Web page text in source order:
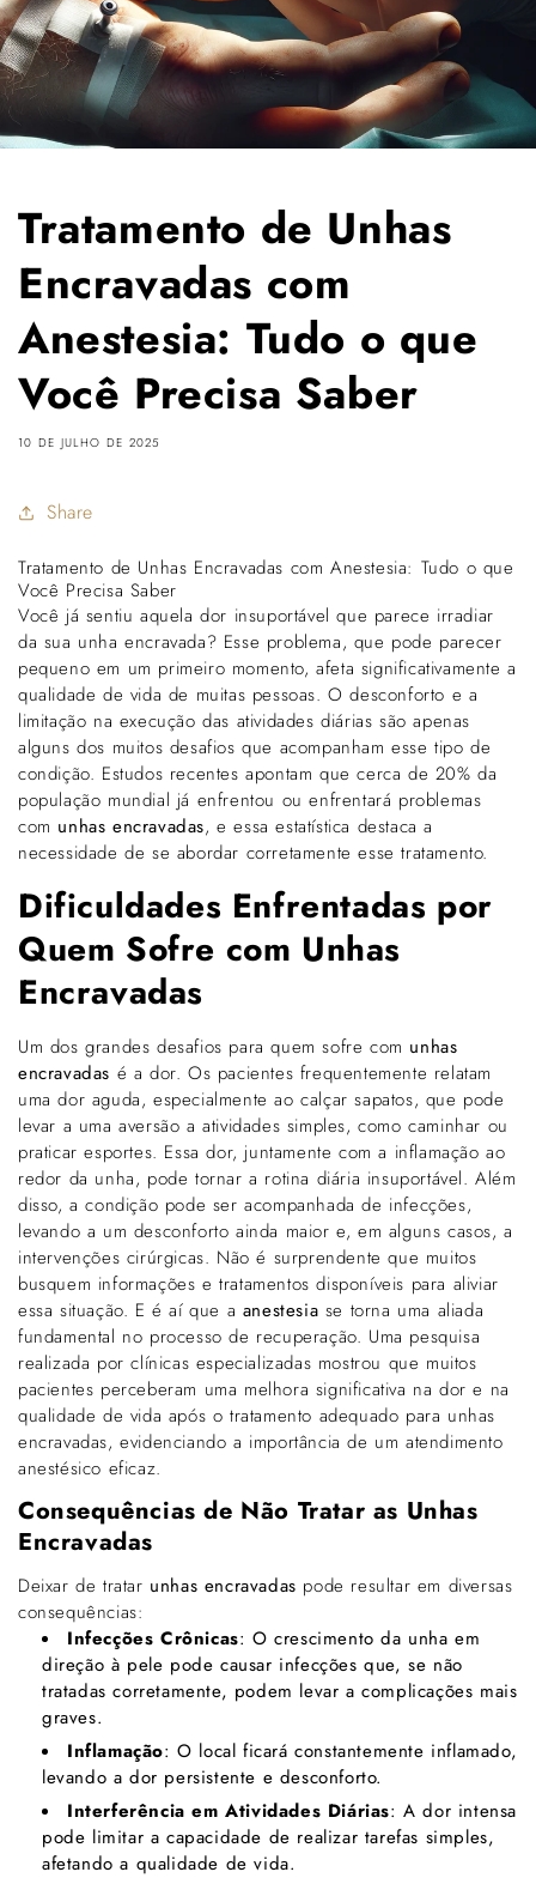
Tratamento de Unhas
Encravadas com
Anestesia: Tudo o que
Você Precisa Saber
10 DE JULHO DE 2025
Share
Tratamento de Unhas Encravadas com Anestesia: Tudo o que
Você Precisa Saber
Você já sentiu aquela dor insuportável que parece irradiar
da sua unha encravada? Esse problema, que pode parecer
pequeno em um primeiro momento, afeta significativamente a
qualidade de vida de muitas pessoas. O desconforto e a
limitação na execução das atividades diárias são apenas
alguns dos muitos desafios que acompanham esse tipo de
condição. Estudos recentes apontam que cerca de 20% da
população mundial já enfrentou ou enfrentará problemas
com unhas encravadas, e essa estatística destaca a
necessidade de se abordar corretamente esse tratamento.
Dificuldades Enfrentadas por
Quem Sofre com Unhas
Encravadas
Um dos grandes desafios para quem sofre com unhas
encravadas é a dor. Os pacientes frequentemente relatam
uma dor aguda, especialmente ao calçar sapatos, que pode
levar a uma aversão a atividades simples, como caminhar ou
praticar esportes. Essa dor, juntamente com a inflamação ao
redor da unha, pode tornar a rotina diária insuportável. Além
disso, a condição pode ser acompanhada de infecções,
levando a um desconforto ainda maior e, em alguns casos, a
intervenções cirúrgicas. Não é surprendente que muitos
busquem informações e tratamentos disponíveis para aliviar
essa situação. E é aí que a anestesia se torna uma aliada
fundamental no processo de recuperação. Uma pesquisa
realizada por clínicas especializadas mostrou que muitos
pacientes perceberam uma melhora significativa na dor e na
qualidade de vida após o tratamento adequado para unhas
encravadas, evidenciando a importância de um atendimento
anestésico eficaz.
Consequências de Não Tratar as Unhas
Encravadas
Deixar de tratar unhas encravadas pode resultar em diversas
consequências:
Infecções Crônicas: O crescimento da unha em
direção à pele pode causar infecções que, se não
tratadas corretamente, podem levar a complicações mais
graves.
Inflamação: O local ficará constantemente inflamado,
levando a dor persistente e desconforto.
Interferência em Atividades Diárias: A dor intensa
pode limitar a capacidade de realizar tarefas simples,
afetando a qualidade de vida.